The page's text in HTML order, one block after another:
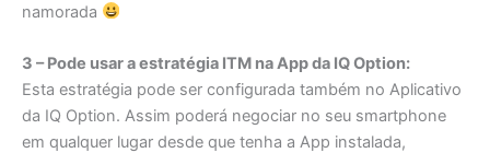
namorada
3 – Pode usar a estratégia ITM na App da IQ Option:
Esta estratégia pode ser configurada também no Aplicativo
da IQ Option. Assim poderá negociar no seu smartphone
em qualquer lugar desde que tenha a App instalada,